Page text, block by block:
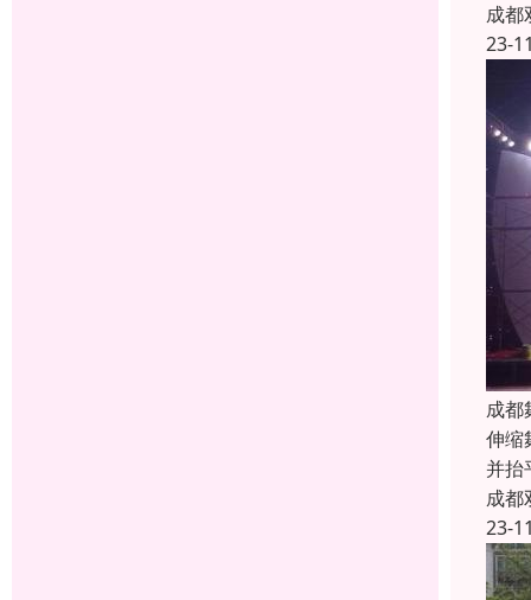
成都
23-
成都
伸缩
并抬
成都
23-